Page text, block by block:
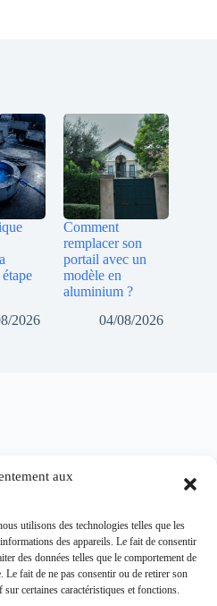
aux
utilisons des technologies telles que les
des appareils. Le fait de consentir
des données telles que le comportement de
fait de ne pas consentir ou de retirer son
certaines caractéristiques et fonctions.
2026
Comment
remplacer son
portail avec un
modèle en
aluminium ?
04/08/2026